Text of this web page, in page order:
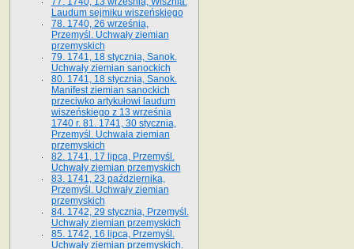
Laudum sejmiku wiszeńskiego
78. 1740, 26 września,
Przemyśl. Uchwały ziemian
przemyskich
79. 1741, 18 stycznia, Sanok.
Uchwały ziemian sanockich
80. 1741, 18 stycznia, Sanok.
Manifest ziemian sanockich
przeciwko artykułowi laudum
wiszeńskiego z 13 wrze­śnia
1740 r. 81. 1741, 30 stycznia,
Przemyśl. Uchwała ziemian
przemyskich
82. 1741, 17 lipca, Przemyśl.
Uchwały ziemian przemyskich
83. 1741, 23 października,
Przemyśl. Uchwały ziemian
przemyskich
84. 1742, 29 stycznia, Przemyśl.
Uchwały ziemian przemyskich
85. 1742, 16 lipca, Przemyśl.
Uchwały ziemian przemyskich.